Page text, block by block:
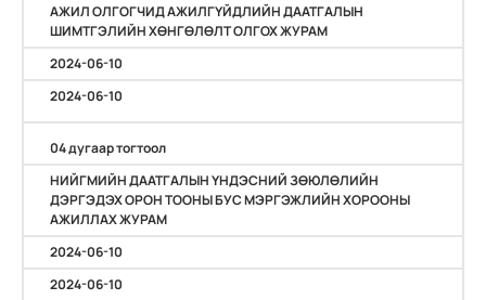
АЖИЛ ОЛГОГЧИД АЖИЛГҮЙДЛИЙН ДААТГАЛЫН
ШИМТГЭЛИЙН ХӨНГӨЛӨЛТ ОЛГОХ ЖУРАМ
2024-06-10
2024-06-10
04 дугаар тогтоол
НИЙГМИЙН ДААТГАЛЫН ҮНДЭСНИЙ ЗӨЮЛӨЛИЙН
ДЭРГЭДЭХ ОРОН ТООНЫ БУС МЭРГЭЖЛИЙН ХОРООНЫ
АЖИЛЛАХ ЖУРАМ
2024-06-10
2024-06-10